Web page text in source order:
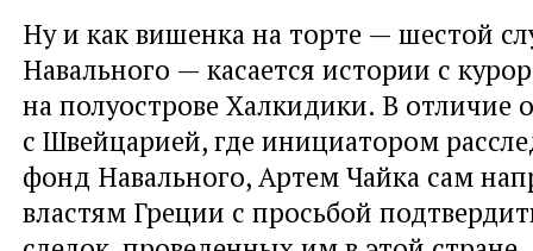
Ну и как вишенка на торте — шестой
Навального — касается истории с
на полуострове Халкидики. В отличие
с Швейцарией, где инициатором
фонд Навального, Артем Чайка сам
властям Греции с просьбой